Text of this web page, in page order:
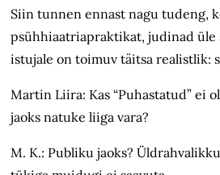
Siin tunnen ennast nagu tudeng,
psühhiaatriapraktikat, judinad üle
istujale on toimuv täitsa realistlik:
Martin Liira: Kas “Puhastatud” ei
jaoks natuke liiga vara?
M. K.: Publiku jaoks?